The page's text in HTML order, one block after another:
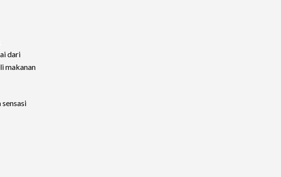
dari
makanan